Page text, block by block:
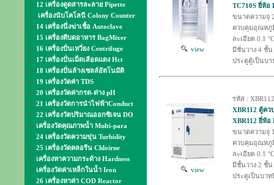
12 เครื่องดูดสารละลาย Pipette
เครื่องนับโคโลนี Colony Counter
14 เครื่องนึ่งฆ่าเชื้อ Autoclave
15 เครื่องตีบดอาหาร BagMixer
16 เครื่องปั่นเหวี่ยง Centrifuge
17 เครื่องปั่นเม็ดเลือดแดง Hct
18 เครื่องปั่นล้างเซลล์อัตโนมัติ
19 เครื่องวัดค่า TDS
20 เครื่องวัดค่ากรด-ด่าง pH
21 เครื่องวัดการนำไฟฟ้าConduct
22 เครื่องวัดปริมาณออกซิเจน DO
เครื่องวัดคุณภาพน้ำ Multi-para
24 เครื่องวัดความขุ่น Turbidity
25 เครื่องวัดคลอรีน Chloirne
เครื่องหาความกระด้าง Hardness
เครื่องวัดค่าเหล็กในน้ำ Iron
26 เครื่องหาค่า COD Reactor
view
TC710S ยี่ห้อ
ขนาดความจุ
ควบคุมอุณหภูมิ
ละเอียด 0.1 °C
มีชั่นวาง 4 ชั้น
ประตูตู้เป็นบ
view
รหัส : XBR112
XBR112 ตู้ค
XBR112 ยี่ห้อ
ขนาดความจุ
ควบคุมอุณหภูมิ
ละเอียด 0.1 °C
มีชั้นวาง 2 ชั้น
ประตูเป็นบาท